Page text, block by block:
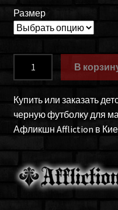
Размер
для
мальчика
Affliction
В
Купить или заказать
черную футболку для
Афликшн Affliction в